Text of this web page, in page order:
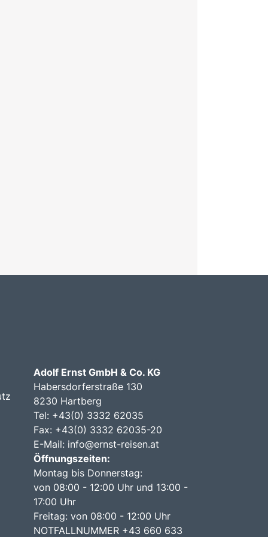
Adolf Ernst GmbH & Co. KG
Habersdorferstraße 130
8230 Hartberg
Tel: +43(0) 3332 62035
Fax: +43(0) 3332 62035-20
E-Mail: info@ernst-reisen.at
Öffnungszeiten:
Montag bis Donnerstag:
von 08:00 - 12:00 Uhr und 13:00 -
17:00 Uhr
Freitag: von 08:00 - 12:00 Uhr
NOTFALLNUMMER +43 660 633